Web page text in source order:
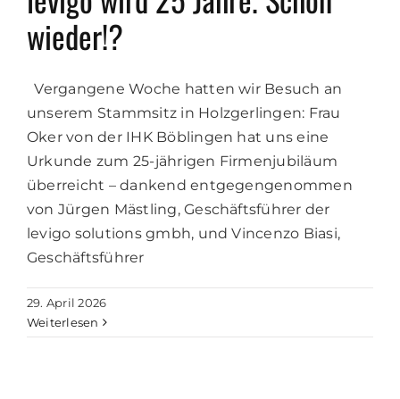
wieder!?
Vergangene Woche hatten wir Besuch an
unserem Stammsitz in Holzgerlingen: Frau
Oker von der IHK Böblingen hat uns eine
Urkunde zum 25-jährigen Firmenjubiläum
überreicht – dankend entgegengenommen
von Jürgen Mästling, Geschäftsführer der
levigo solutions gmbh, und Vincenzo Biasi,
Geschäftsführer
29. April 2026
Weiterlesen